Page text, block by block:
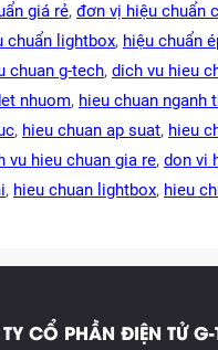
giá rẻ, đơn vị hiệu chuẩn
chuẩn lightbox, hiệu chuẩn
chuan g-tech, dich vu hieu
nhuom, hieu chuan nganh
, hieu chuan ap suat, hieu
vu hieu chuan gia re, don vi
, hieu chuan lightbox, hieu
CỔ PHẦN ĐIỆN TỬ G-